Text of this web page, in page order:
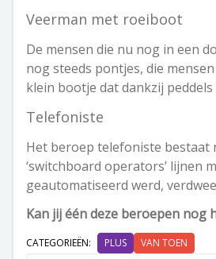
Veerman met roeiboot
De mensen die nu nog in een
nog steeds pontjes, die
klein bootje dat dankzij
Telefoniste
Het beroep telefoniste bestaat
‘switchboard operators’ lijnen
geautomatiseerd werd,
Kan jij één deze beroepen
CATEGORIEËN: PLUS VAN TOEN